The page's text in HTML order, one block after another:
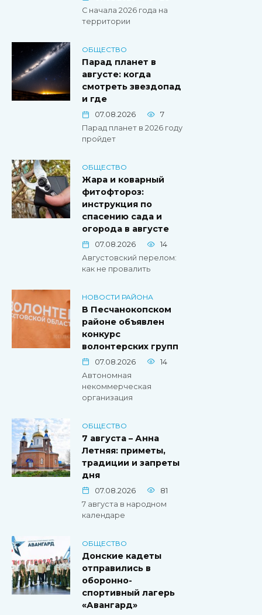
С начала 2026 года на
территории
ОБЩЕСТВО
Парад планет в
августе: когда
смотреть звездопад
и где
07.08.2026
7
Парад планет в 2026 году
пройдет
ОБЩЕСТВО
Жара и коварный
фитофтороз:
инструкция по
спасению сада и
огорода в августе
07.08.2026
14
Августовский перелом:
как не провалить
НОВОСТИ РАЙОНА
В Песчанокопском
районе объявлен
конкурс
волонтерских групп
07.08.2026
14
Автономная
некоммерческая
организация
ОБЩЕСТВО
7 августа – Анна
Летняя: приметы,
традиции и запреты
дня
07.08.2026
81
7 августа в народном
календаре
ОБЩЕСТВО
Донские кадеты
отправились в
оборонно-
спортивный лагерь
«Авангард»